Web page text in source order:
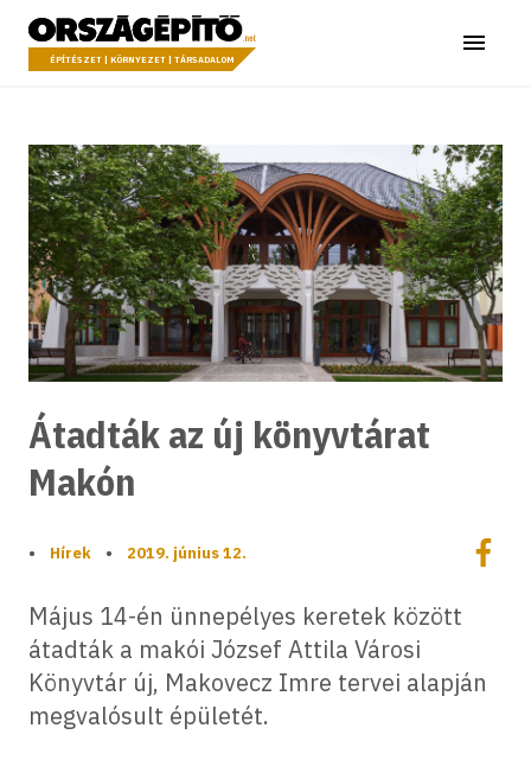
a tartalomhoz
Országépítő
ÉPÍTÉSZET | KÖRNYEZET | TÁRSADALOM Menü
Átadták az új könyvtárat
Makón
• Hírek • 2019. június 12.
Május 14-én ünnepélyes keretek között
átadták a makói József Attila Városi
Könyvtár új, Makovecz Imre tervei alapján
megvalósult épületét.